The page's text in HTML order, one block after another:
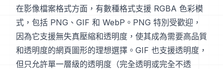
在影像檔案格式方面，有數種格式支援 RGBA 色彩模
式，包括 PNG、GIF 和 WebP。PNG 特別受歡迎，
因為它支援無失真壓縮和透明度，使其成為需要高品質
和透明度的網頁圖形的理想選擇。GIF 也支援透明度，
但只允許單一層級的透明度（完全透明或完全不透